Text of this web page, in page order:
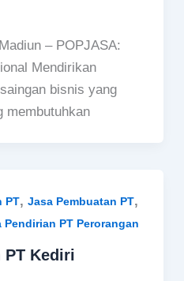
– POPJASA:
Mendirikan
bisnis yang
membutuhkan
PT, Jasa Pembuatan PT,
Pendirian PT Perorangan
PT Kediri